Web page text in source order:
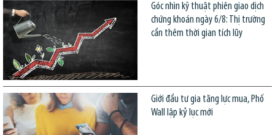
Góc nhìn kỹ thuật phiên giao dịch
chứng khoán ngày 6/8: Thị trường
cần thêm thời gian tích lũy
Giới đầu tư gia tăng lực mua, Phố
Wall lập kỷ lục mới